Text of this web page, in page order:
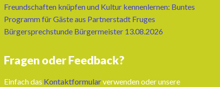
Freundschaften knüpfen und Kultur kennenlernen: Buntes
Programm für Gäste aus Partnerstadt Fruges
Bürgersprechstunde Bürgermeister 13.08.2026
Fragen oder Feedback?
Einfach das Kontaktformularverwenden oder unsere